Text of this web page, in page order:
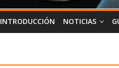
INTRODUCCIÓN NOTICIAS